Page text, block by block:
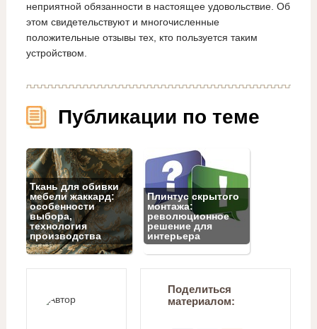
неприятной обязанности в настоящее удовольствие. Об
этом свидетельствуют и многочисленные
положительные отзывы тех, кто пользуется таким
устройством.
Публикации по теме
Ткань для обивки
мебели жаккард:
особенности
выбора,
технология
производства
Плинтус скрытого
монтажа:
революционное
решение для
интерьера
Поделиться
материалом: